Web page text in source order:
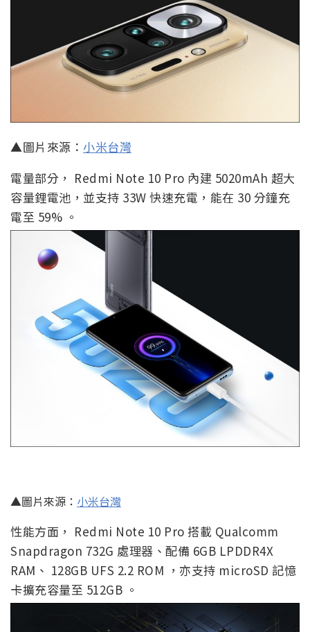
▲圖片來源： 小米台灣
電量部分， Redmi Note 10 Pro 內建 5020mAh 超大
容量鋰電池，並支持 33W 快速充電，能在 30 分鐘充
電至 59% 。
▲圖片來源： 小米台灣
性能方面， Redmi Note 10 Pro 搭載 Qualcomm
Snapdragon 732G 處理器、配備 6GB LPDDR4X
RAM、 128GB UFS 2.2 ROM ，亦支持 microSD 記憶
卡擴充容量至 512GB 。